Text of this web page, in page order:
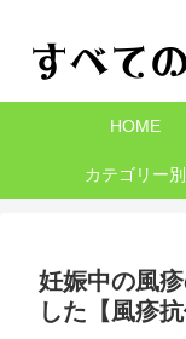
HOME
カテゴリー別
妊娠中の風
した【風疹抗